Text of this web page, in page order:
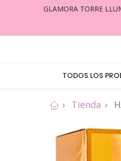
GLAMORA TORRE
TODOS LOS
Tienda